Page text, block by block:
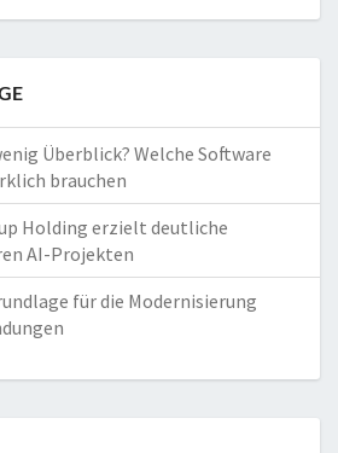
Überblick? Welche Software
brauchen
Holding erzielt deutliche
AI-Projekten
für die Modernisierung